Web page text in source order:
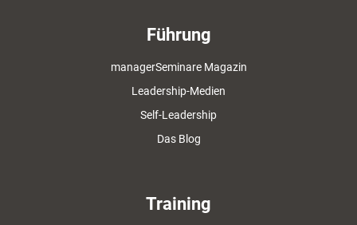
Führung
managerSeminare Magazin
Leadership-Medien
Self-Leadership
Das Blog
Training